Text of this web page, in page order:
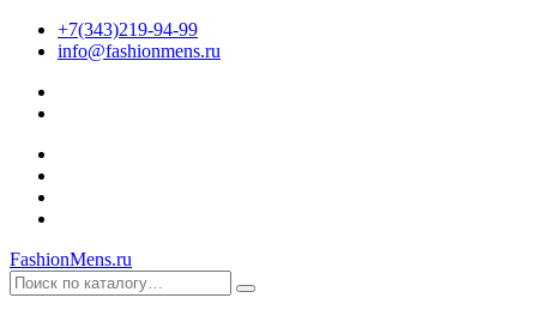
+7(343)219-94-99
info@fashionmens.ru
FashionMens.ru